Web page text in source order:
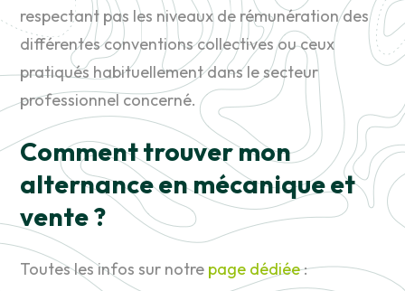
respectant pas les niveaux de rémunération des
différentes conventions collectives ou ceux
pratiqués habituellement dans le secteur
professionnel concerné.
Comment trouver mon
alternance en mécanique et
vente ?
Toutes les infos sur notre page dédiée: